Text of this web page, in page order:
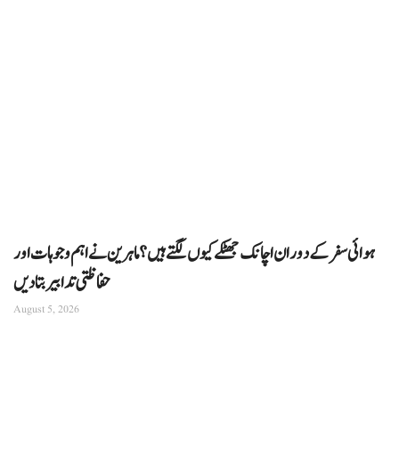
ہوائی سفر کے دوران اچانک جھٹکے کیوں لگتے ہیں؟ ماہرین نے اہم وجوہات اور
حفاظتی تدابیر بتا دیں
August 5, 2026